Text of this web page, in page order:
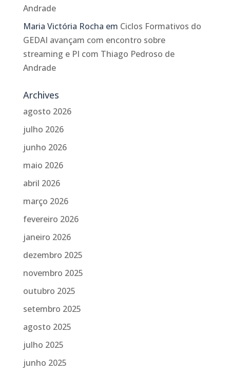
Andrade
Maria Victória Rocha em Ciclos Formativos do
GEDAI avançam com encontro sobre
streaming e PI com Thiago Pedroso de
Andrade
Archives
agosto 2026
julho 2026
junho 2026
maio 2026
abril 2026
março 2026
fevereiro 2026
janeiro 2026
dezembro 2025
novembro 2025
outubro 2025
setembro 2025
agosto 2025
julho 2025
junho 2025